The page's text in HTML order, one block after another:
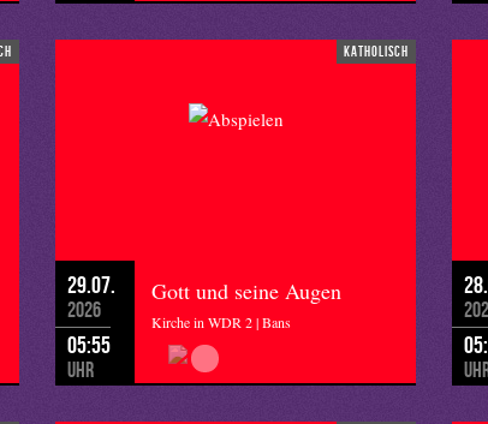
katholisch
29.07.
2026
05:55
Uhr
Gott und seine Augen
Kirche in WDR 2 | Bans